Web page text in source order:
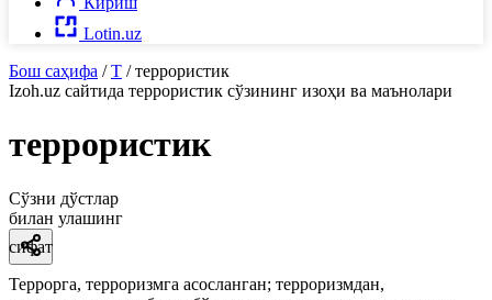
Lotin.uz
Бош саҳифа / Т / террористик
Izoh.uz сайтида террористик сўзининг изоҳи ва маънолари
террористик
Сўзни дўстлар
билан улашинг
сифат
Террорга, терроризмга асосланган; терроризмдан,